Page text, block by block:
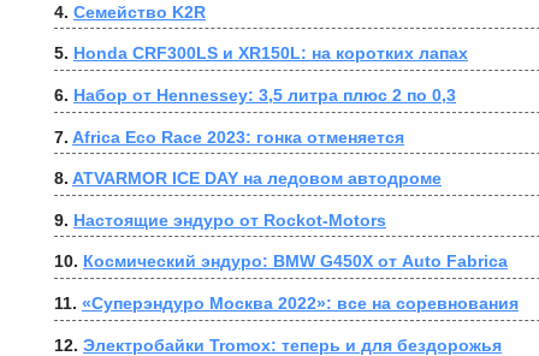
4. Семейство K2R
5. Honda CRF300LS и XR150L: на коротких лапах
6. Набор от Hennessey: 3,5 литра плюс 2 по 0,3
7. Africa Eco Race 2023: гонка отменяется
8. ATVARMOR ICE DAY на ледовом автодроме
9. Настоящие эндуро от Rockot-Motors
10. Космический эндуро: BMW G450X от Auto Fabrica
11. «Суперэндуро Москва 2022»: все на соревнования
12. Электробайки Tromox: теперь и для бездорожья